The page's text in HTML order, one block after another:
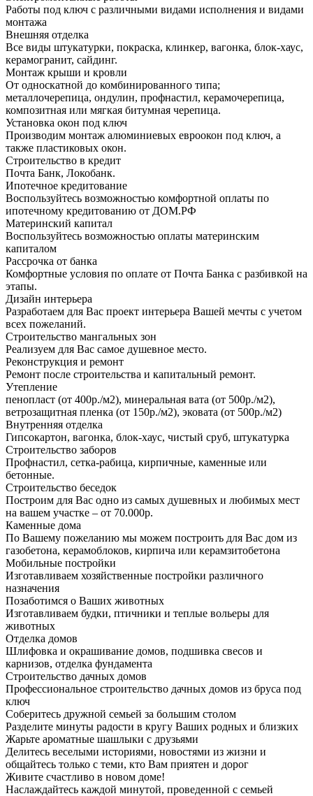
Работы под ключ с различными видами исполнения и видами
монтажа
Внешняя отделка
Все виды штукатурки, покраска, клинкер, вагонка, блок-хаус,
керамогранит, сайдинг.
Монтаж крыши и кровли
От односкатной до комбинированного типа;
металлочерепица, ондулин, профнастил, керамочерепица,
композитная или мягкая битумная черепица.
Установка окон под ключ
Производим монтаж алюминиевых евроокон под ключ, а
также пластиковых окон.
Строительство в кредит
Почта Банк, Локобанк.
Ипотечное кредитование
Воспользуйтесь возможностью комфортной оплаты по
ипотечному кредитованию от ДОМ.РФ
Материнский капитал
Воспользуйтесь возможностью оплаты материнским
капиталом
Рассрочка от банка
Комфортные условия по оплате от Почта Банка с разбивкой на
этапы.
Дизайн интерьера
Разработаем для Вас проект интерьера Вашей мечты с учетом
всех пожеланий.
Строительство мангальных зон
Реализуем для Вас самое душевное место.
Реконструкция и ремонт
Ремонт после строительства и капитальный ремонт.
Утепление
пенопласт (от 400р./м2), минеральная вата (от 500р./м2),
ветрозащитная пленка (от 150р./м2), эковата (от 500р./м2)
Внутренняя отделка
Гипсокартон, вагонка, блок-хаус, чистый сруб, штукатурка
Строительство заборов
Профнастил, сетка-рабица, кирпичные, каменные или
бетонные.
Строительство беседок
Построим для Вас одно из самых душевных и любимых мест
на вашем участке – от 70.000р.
Каменные дома
По Вашему пожеланию мы можем построить для Вас дом из
газобетона, керамоблоков, кирпича или керамзитобетона
Мобильные постройки
Изготавливаем хозяйственные постройки различного
назначения
Позаботимся о Ваших животных
Изготавливаем будки, птичники и теплые вольеры для
животных
Отделка домов
Шлифовка и окрашивание домов, подшивка свесов и
карнизов, отделка фундамента
Строительство дачных домов
Профессиональное строительство дачных домов из бруса под
ключ
Соберитесь дружной семьей за большим столом
Разделите минуты радости в кругу Ваших родных и близких
Жарьте ароматные шашлыки с друзьями
Делитесь веселыми историями, новостями из жизни и
общайтесь только с теми, кто Вам приятен и дорог
Живите счастливо в новом доме!
Наслаждайтесь каждой минутой, проведенной с семьей